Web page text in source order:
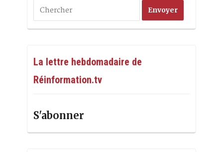
La lettre hebdomadaire de
Réinformation.tv
S'abonner